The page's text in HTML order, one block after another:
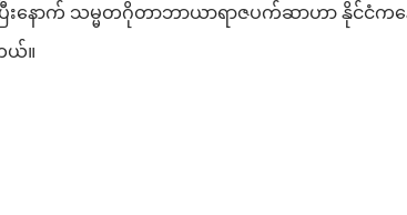
းနောက် သမ္မတဂိုတာဘာယာရာဇပက်ဆာဟာ နိုင်ငံက
ယ်။